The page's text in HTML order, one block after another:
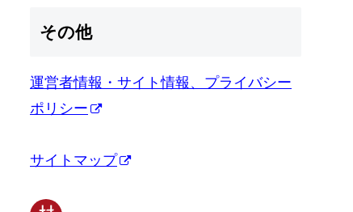
その他
運営者情報・サイト情報、プライバシー
ポリシー
サイトマップ